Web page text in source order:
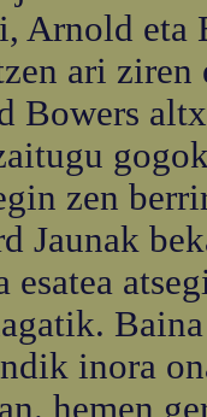
eta
ari ziren
gogoko.
zen
inora
hemen